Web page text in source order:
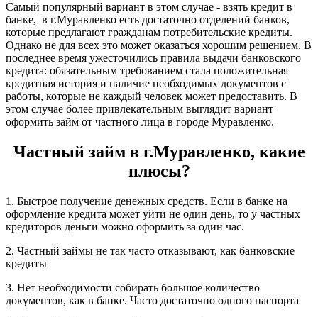
Самый популярный вариант в этом случае - взять кредит в
банке, в г.Муравленко есть достаточно отделений банков,
которые предлагают гражданам потребительские кредиты.
Однако не для всех это может оказаться хорошим решением. В
последнее время ужесточились правила выдачи банковского
кредита: обязательным требованием стала положительная
кредитная история и наличие необходимых документов с
работы, которые не каждый человек может предоставить. В
этом случае более привлекательным выглядит вариант
оформить займ от частного лица в городе Муравленко.
Частный займ в г.Муравленко, какие
плюсы?
1. Быстрое получение денежных средств. Если в банке на
оформление кредита может уйти не один день, то у частных
кредиторов деньги можно оформить за один час.
2. Частный займы не так часто отказывают, как банковские
кредиты
3. Нет необходимости собирать большое количество
документов, как в банке. Часто достаточно одного паспорта